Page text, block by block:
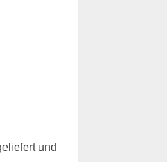
und